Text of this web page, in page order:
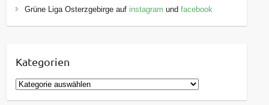
Grüne Liga Osterzgebirge auf instagram undfacebook
Kategorien
K
a